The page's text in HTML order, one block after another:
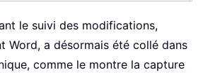
le suivi des modifications,
Word, a désormais été collé dans
comme le montre la capture